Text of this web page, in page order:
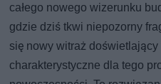
całego nowego wizerunku
gdzie dziś tkwi niepozorny
się nowy witraż
charakterystyczne dla tego